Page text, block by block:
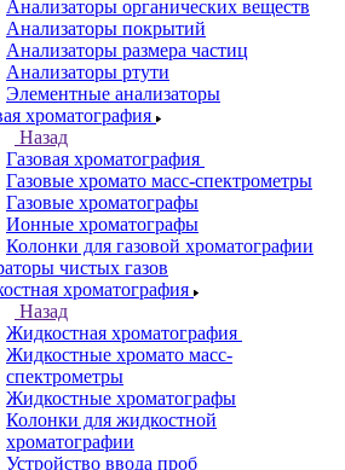
Приставки к спектрометрам
Рамановские спектрометры
Расходные материалы
Рентгенофлуоресцентные
спектрометры
Спектрометры атомно-абсорбционные
Спектрофлуориметры
ЭПР спектрометры
ЯМР-спектрометры
Назад
Анализаторы
Анализаторы органических веществ
Анализаторы покрытий
Анализаторы размера частиц
Анализаторы ртути
Элементные анализаторы
хроматография
Назад
Газовая хроматография
Газовые хромато масс-спектрометры